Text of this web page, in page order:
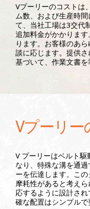
Vプーリーのコストは
ム数、および生産時
て、当社工場は3交代
追加料金がかかりま
ります。お客様のあ
談に応じます。提供
基づいて、作業文書を
Vプーリー
V プーリーはベルト
なり、特殊な溝を通
ーを伝達します。こ
摩耗性があると考え
応するように設計さ
確な配置はシンプルで